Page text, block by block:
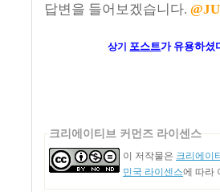
답변을 들어보겠습니다.
상기 포스트가유용하셨
크리에이티브 커먼즈 라이센스
이 저작물은 크리에이
민국 라이센스에 따라